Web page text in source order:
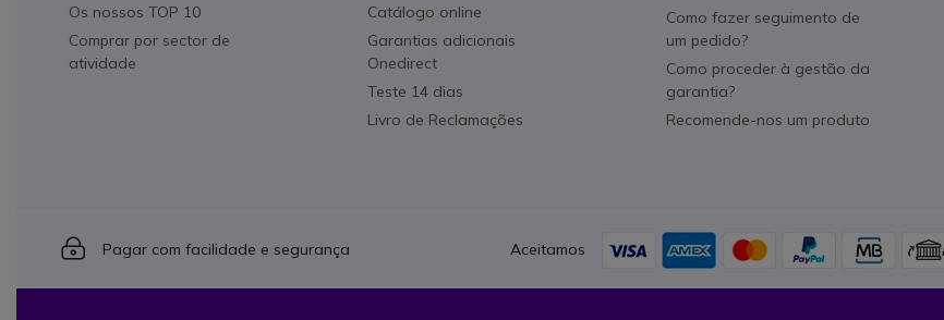
Os nossos TOP 10
Comprar por sector de
atividade
Catálogo online
Garantias adicionais
Onedirect
Teste 14 dias
Livro de Reclamações
Como fazer seguimento de
um pedido?
Como proceder à gestão da
garantia?
Recomende-nos um produto
Icon
Pagar com facilidade e segurança Aceitamos